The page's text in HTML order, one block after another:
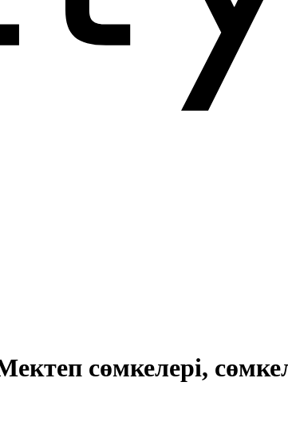
сөмкелері,